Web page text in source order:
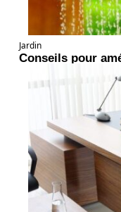
Jardin
Conseils pour